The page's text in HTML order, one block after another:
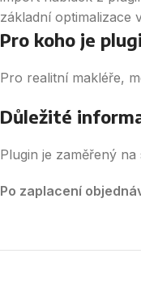
základní optimalizace
Pro koho je
Pro realitní makléře,
Důležité
Plugin je zaměřený
Po zaplacení